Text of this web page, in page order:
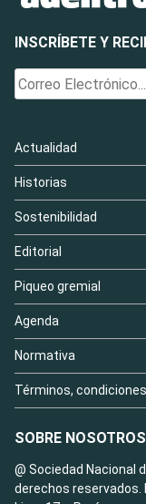
INSCRÍBETE Y
Actualidad
Historias
Sostenibilidad
Editorial
Piqueo gremial
Agenda
Normativa
Términos,
SOBRE NOSOTROS
@ Sociedad Nacional
derechos reservados.